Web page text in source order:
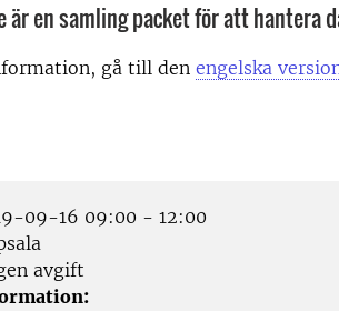
är en samling packet för att hantera
gå till den engelska
09-16 09:00 - 12:00
avgift